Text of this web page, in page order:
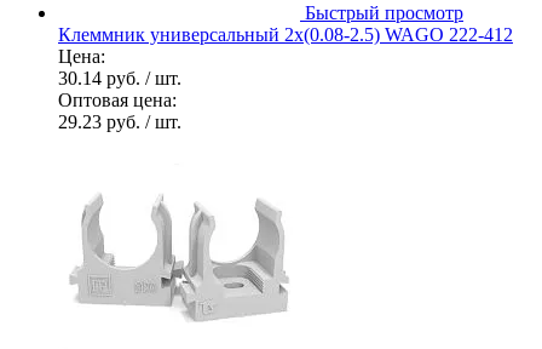
Быстрый просмотр
Клеммник универсальный 2х(0.08-2.5) WAGO 222-412
Цена:
30.14 руб. / шт.
Оптовая цена:
29.23 руб. / шт.